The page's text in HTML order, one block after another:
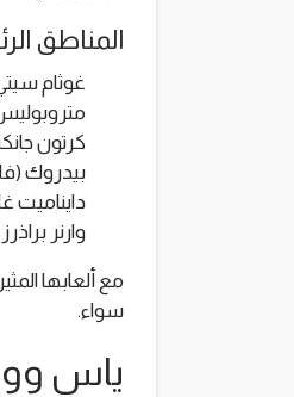
المناطق
غوثام
كرتون
بيدروك
دايناميت
وارنر براذرز
مع ألعابها
سواء.
ياس